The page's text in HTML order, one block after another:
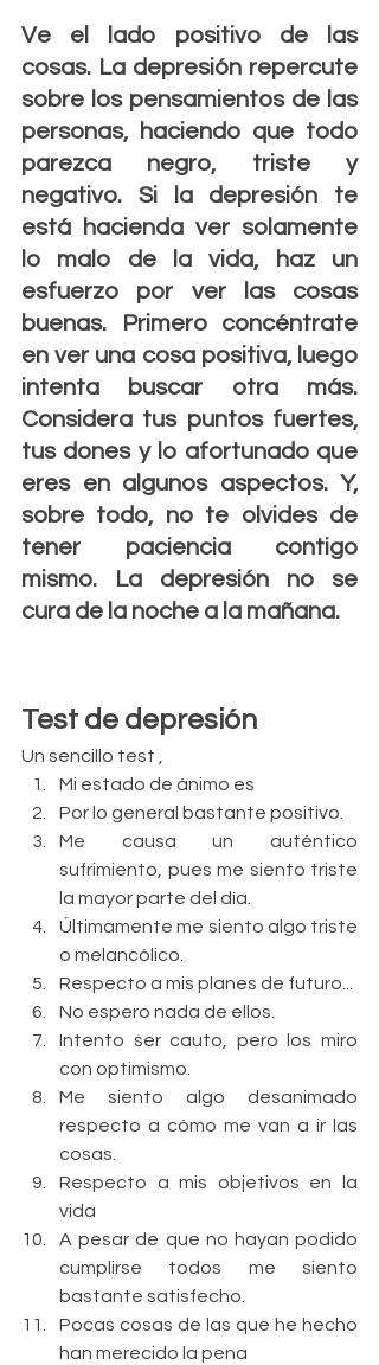
Ve el lado positivo de las
cosas. La depresión repercute
sobre los pensamientos de las
personas, haciendo que todo
parezca negro, triste y
negativo. Si la depresión te
está hacienda ver solamente
lo malo de la vida, haz un
esfuerzo por ver las cosas
buenas. Primero concéntrate
en ver una cosa positiva, luego
intenta buscar otra más.
Considera tus puntos fuertes,
tus dones y lo afortunado que
eres en algunos aspectos. Y,
sobre todo, no te olvides de
tener paciencia contigo
mismo. La depresión no se
cura de la noche a la mañana.
Test de depresión
Un sencillo test ,
Mi estado de ánimo es
Por lo general bastante positivo.
Me causa un auténtico
sufrimiento, pues me siento triste
la mayor parte del día.
Últimamente me siento algo triste
o melancólico.
No espero nada de ellos.
Intento ser cauto, pero los miro
con optimismo.
Me siento algo desanimado
respecto a cómo me van a ir las
cosas.
Respecto a mis objetivos en la
vida
A pesar de que no hayan podido
cumplirse todos me siento
bastante satisfecho.
Pocas cosas de las que he hecho
han merecido la pena